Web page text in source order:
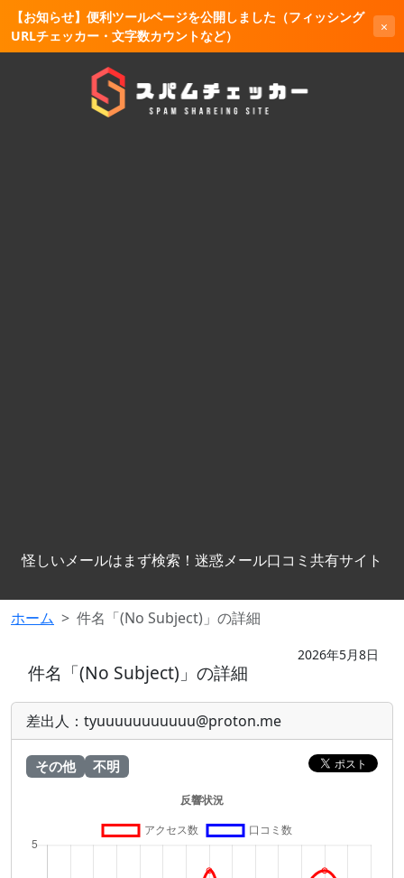
【お知らせ】便利ツールページを公開しました（フィッシング
URLチェッカー・文字数カウントなど）
×
怪しいメールはまず検索！迷惑メール口コミ共有サイト
ホーム 件名「(No Subject)」の詳細
件名「(No Subject)」の詳細
2026年5月8日
差出人：tyuuuuuuuuuuu@proton.me
その他 不明